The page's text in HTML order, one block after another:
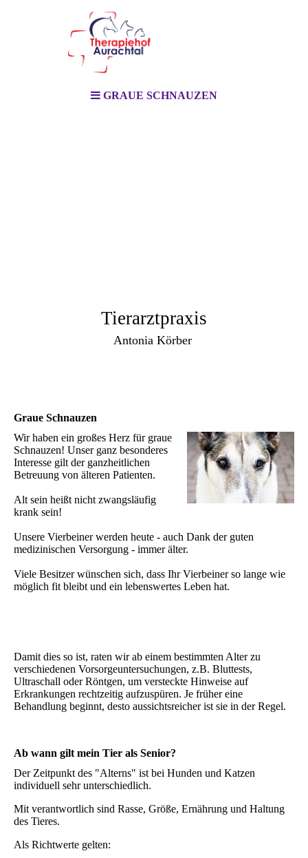
GRAUE SCHNAUZEN
Tierarztpraxis
Antonia Körber ­
Graue Schnauzen
Wir haben ein großes Herz für graue
Schnauzen! Unser ganz besonderes
Interesse gilt der ganzheitlichen
Betreuung von älteren Patienten.
Alt sein heißt nicht zwangsläufig
krank sein!
Unsere Vierbeiner werden heute - auch Dank der guten
medizinischen Versorgung - immer älter.
Viele Besitzer wünschen sich, dass Ihr Vierbeiner so lange wie
möglich fit bleibt und ein lebenswertes Leben hat.
Damit dies so ist, raten wir ab einem bestimmten Alter zu
verschiedenen Vorsorgeuntersuchungen, z.B. Bluttests,
Ultraschall oder Röntgen, um versteckte Hinweise auf
Erkrankungen rechtzeitig aufzuspüren. Je früher eine
Behandlung beginnt, desto aussichtsreicher ist sie in der Regel.
Ab wann gilt mein Tier als Senior?
Der Zeitpunkt des "Alterns" ist bei Hunden und Katzen
individuell sehr unterschiedlich.
Mit verantwortlich sind Rasse, Größe, Ernährung und Haltung
des Tieres.
Als Richtwerte gelten: